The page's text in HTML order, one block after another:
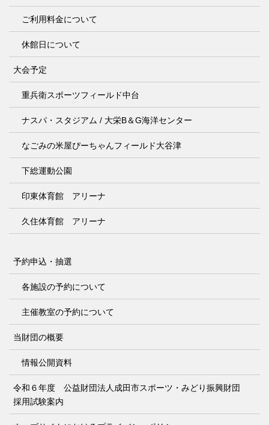
ご利用料金について
休館日について
大会予定
重兵衛スポーツフィールド中台
ナスパ・スタジアム / 大栄B＆G海洋センター
なごみの米屋ぴーちゃんフィールド大谷津
下総運動公園
印東体育館 アリーナ
久住体育館 アリーナ
予約申込・抽選
各施設の予約について
主催教室の予約について
当財団の概要
情報公開資料
令和６年度 公益財団法人成田市スポーツ・みどり振興財団
採用試験案内